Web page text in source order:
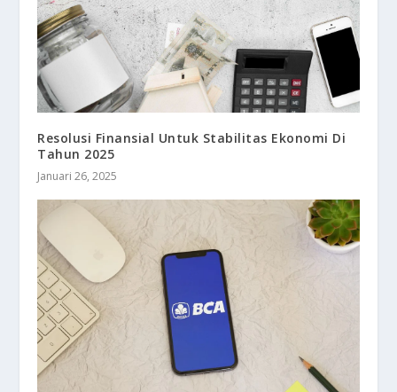
Resolusi Finansial Untuk Stabilitas Ekonomi Di
Tahun 2025
Januari 26, 2025